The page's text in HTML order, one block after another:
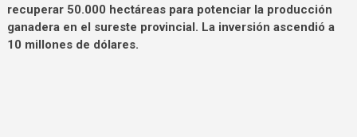
recuperar 50.000 hectáreas para potenciar la producción
ganadera en el sureste provincial. La inversión ascendió a
10 millones de dólares.